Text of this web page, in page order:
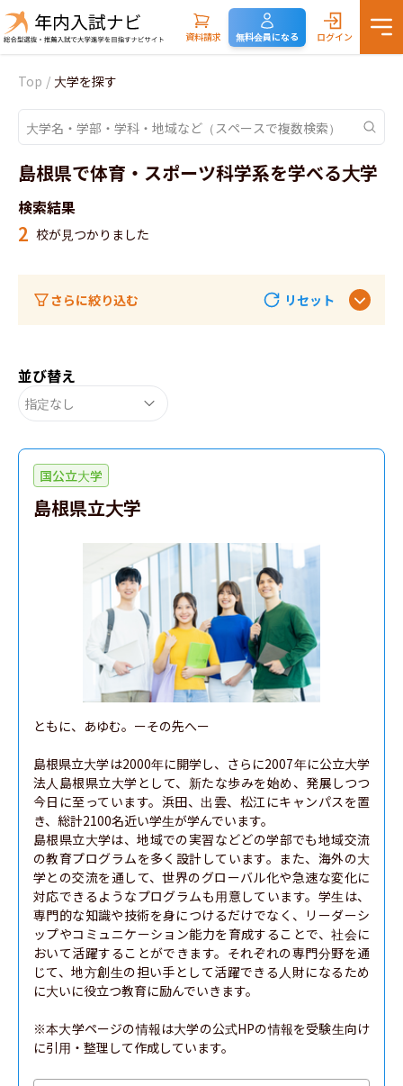
資料請求 無料会員になる ログイン
Top / 大学を探す
島根県で体育・スポーツ科学系を学べる大学
検索結果
2 校が見つかりました
さらに絞り込む リセット
並び替え
指定なし
国公立大学
島根県立大学
ともに、あゆむ。ーその先へー
島根県立大学は2000年に開学し、さらに2007年に公立大学
法人島根県立大学として、新たな歩みを始め、発展しつつ
今日に至っています。浜田、出雲、松江にキャンパスを置
き、総計2100名近い学生が学んでいます。
島根県立大学は、地域での実習などどの学部でも地域交流
の教育プログラムを多く設計しています。また、海外の大
学との交流を通して、世界のグローバル化や急速な変化に
対応できるようなプログラムも用意しています。学生は、
専門的な知識や技術を身につけるだけでなく、リーダーシ
ップやコミュニケーション能力を育成することで、社会に
おいて活躍することができます。それぞれの専門分野を通
じて、地方創生の担い手として活躍できる人財になるため
に大いに役立つ教育に励んでいきます。
※本大学ページの情報は大学の公式HPの情報を受験生向け
に引用・整理して作成しています。